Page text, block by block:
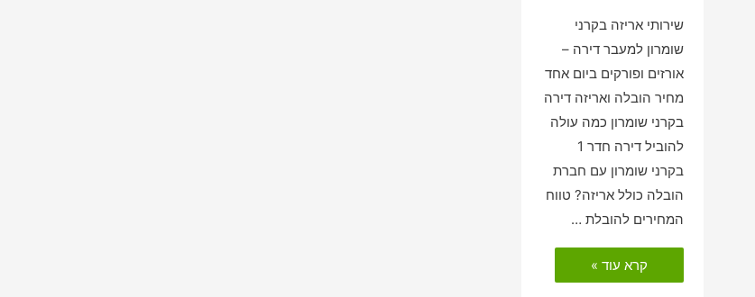
שירותי אריזה בקרני
שומרון למעבר דירה –
אורזים ופורקים ביום אחד
מחיר הובלה ואריזה דירה
בקרני שומרון כמה עולה
להוביל דירה חדר 1
בקרני שומרון עם חברת
הובלה כולל אריזה? טווח
המחירים להובלת …
הובלות
דירה
כולל
קרא עוד »